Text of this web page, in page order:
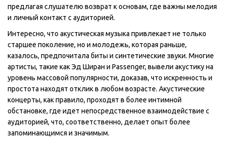
предлагая слушателю возврат к основам, где важны мелодия
и личный контакт с аудиторией.
Интересно, что акустическая музыка привлекает не только
старшее поколение, но и молодежь, которая раньше,
казалось, предпочитала биты и синтетические звуки. Многие
артисты, такие как Эд Ширан и Passenger, вывели акустику на
уровень массовой популярности, доказав, что искренность и
простота находят отклик в любом возрасте. Акустические
концерты, как правило, проходят в более интимной
обстановке, где идет непосредственное взаимодействие с
аудиторией, что, соответственно, делает опыт более
запоминающимся и значимым.